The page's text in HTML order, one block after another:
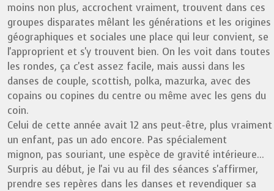
moins non plus, accrochent vraiment, trouvent dans ces
groupes disparates mêlant les générations et les origines
géographiques et sociales une place qui leur convient, se
l'approprient et s'y trouvent bien. On les voit dans toutes
les rondes, ça c'est assez facile, mais aussi dans les
danses de couple, scottish, polka, mazurka, avec des
copains ou copines du centre ou même avec les gens du
coin.
Celui de cette année avait 12 ans peut-être, plus vraiment
un enfant, pas un ado encore. Pas spécialement
mignon, pas souriant, une espèce de gravité intérieure...
Surpris au début, je l'ai vu au fil des séances s'affirmer,
prendre ses repères dans les danses et revendiquer sa